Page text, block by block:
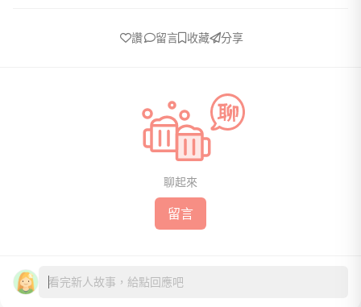
讚 留言 收藏 分享
聊起來
留言
看完新人故事，給點回應吧